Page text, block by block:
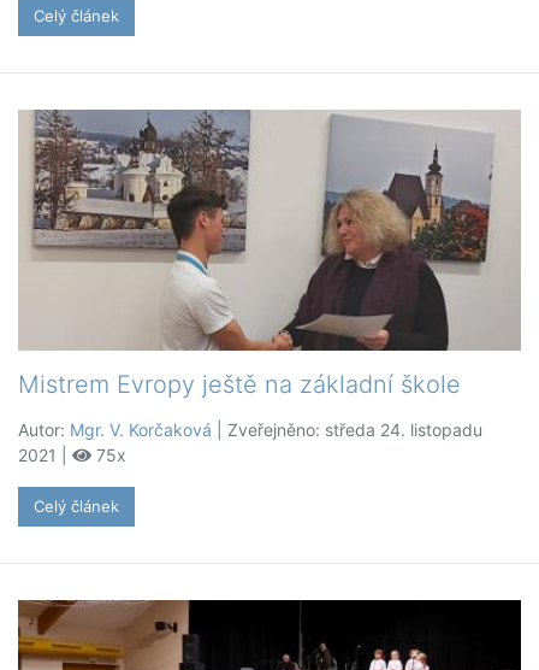
Celý článek
Mistrem Evropy ještě na základní škole
Autor: Mgr. V. Korčaková | Zveřejněno: středa 24. listopadu
2021 |
75x
Celý článek